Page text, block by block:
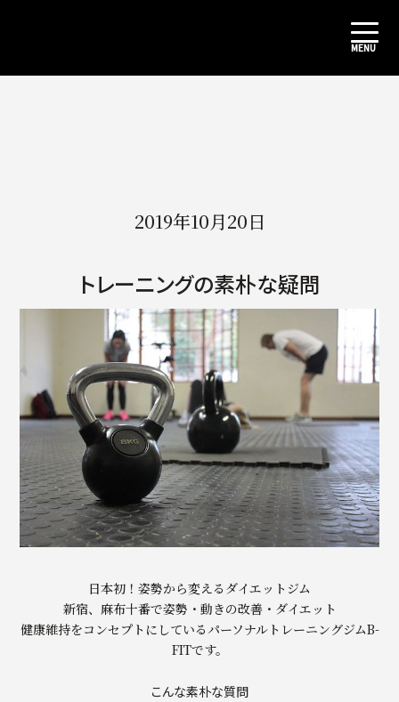
2019年10月20日
トレーニングの素朴な疑問
日本初！姿勢から変えるダイエットジム
新宿、麻布十番で姿勢・動きの改善・ダイエット
健康維持をコンセプトにしているパーソナルトレーニングジムB-
FITです。
こんな素朴な質問